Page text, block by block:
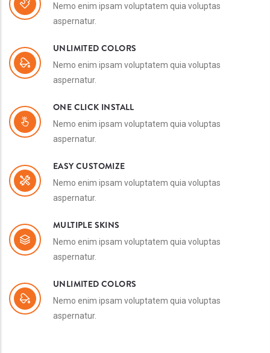
Nemo enim ipsam voluptatem quia voluptas
aspernatur.
UNLIMITED COLORS
Nemo enim ipsam voluptatem quia voluptas
aspernatur.
ONE CLICK INSTALL
Nemo enim ipsam voluptatem quia voluptas
aspernatur.
EASY CUSTOMIZE
Nemo enim ipsam voluptatem quia voluptas
aspernatur.
MULTIPLE SKINS
Nemo enim ipsam voluptatem quia voluptas
aspernatur.
UNLIMITED COLORS
Nemo enim ipsam voluptatem quia voluptas
aspernatur.